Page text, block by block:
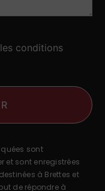
conditions
sont
et sont enregistrées
à Brettes et
de répondre à